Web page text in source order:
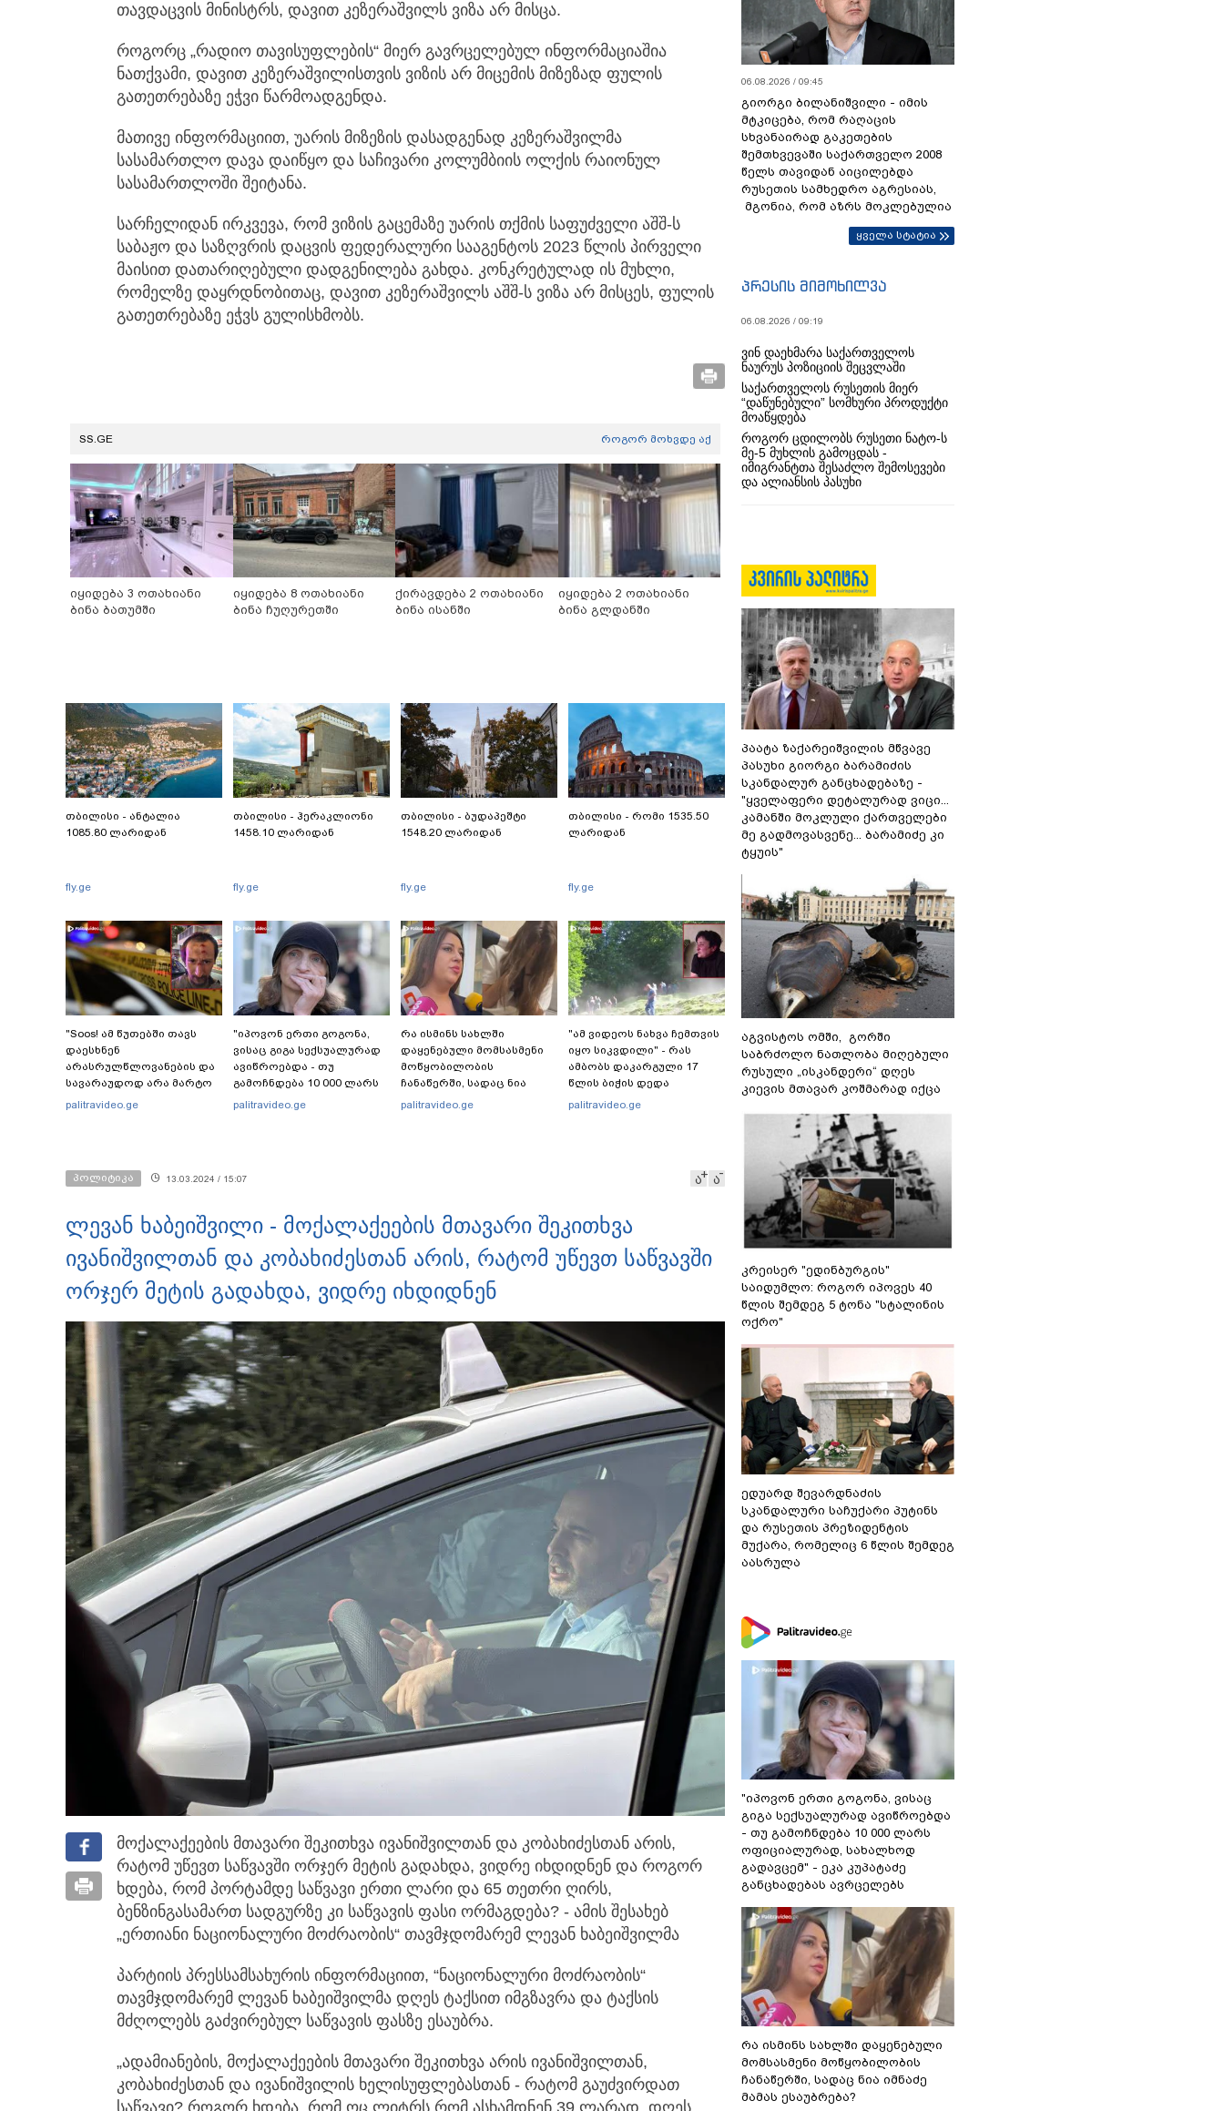
თავდაცვის მინისტრს, დავით კეზერაშვილს ვიზა არ მისცა.
როგორც „რადიო თავისუფლების“ მიერ გავრცელებულ ინფორმაციაშია
ნათქვამი, დავით კეზერაშვილისთვის ვიზის არ მიცემის მიზეზად ფულის
გათეთრებაზე ეჭვი წარმოადგენდა.
მათივე ინფორმაციით, უარის მიზეზის დასადგენად კეზერაშვილმა
სასამართლო დავა დაიწყო და საჩივარი კოლუმბიის ოლქის რაიონულ
სასამართლოში შეიტანა.
სარჩელიდან ირკვევა, რომ ვიზის გაცემაზე უარის თქმის საფუძველი აშშ-ს
საბაჟო და საზღვრის დაცვის ფედერალური სააგენტოს 2023 წლის პირველი
მაისით დათარიღებული დადგენილება გახდა. კონკრეტულად ის მუხლი,
რომელზე დაყრდნობითაც, დავით კეზერაშვილს აშშ-ს ვიზა არ მისცეს, ფულის
გათეთრებაზე ეჭვს გულისხმობს.
SS.GE როგორ მოხვდე აქ
იყიდება 3 ოთახიანი
ბინა ბათუმში
იყიდება 8 ოთახიანი
ბინა ჩუღურეთში
ქირავდება 2 ოთახიანი
ბინა ისანში
იყიდება 2 ოთახიანი
ბინა გლდანში
თბილისი - ანტალია
1085.80 ლარიდან
fly.ge
თბილისი - ჰერაკლიონი
1458.10 ლარიდან
fly.ge
თბილისი - ბუდაპეშტი
1548.20 ლარიდან
fly.ge
თბილისი - რომი 1535.50
ლარიდან
fly.ge
"Soos! ამ წუთებში თავს
დაესხნენ
არასრულწლოვანების და
სავარაუდოდ არა მარტო
არასრულწლოვანების
palitravideo.ge
"იპოვონ ერთი გოგონა,
ვისაც გიგა სექსუალურად
ავიწროებდა - თუ
გამოჩნდება 10 000 ლარს
ოფიციალურად,
palitravideo.ge
რა ისმინს სახლში
დაყენებული მომსასმენი
მოწყობილობის
ჩანაწერში, სადაც ნია
იმნაძე მამას ესაუბრება?
palitravideo.ge
"ამ ვიდეოს ნახვა ჩემთვის
იყო სიკვდილი" - რას
ამბობს დაკარგული 17
წლის ბიჭის დედა
ვიდეოკადრებზე, სადაც
palitravideo.ge
პოლიტიკა 13.03.2024 / 15:07 ა ა
ლევან ხაბეიშვილი - მოქალაქეების მთავარი შეკითხვა
ივანიშვილთან და კობახიძესთან არის, რატომ უწევთ საწვავში
ორჯერ მეტის გადახდა, ვიდრე იხდიდნენ
მოქალაქეების მთავარი შეკითხვა ივანიშვილთან და კობახიძესთან არის,
რატომ უწევთ საწვავში ორჯერ მეტის გადახდა, ვიდრე იხდიდნენ და როგორ
ხდება, რომ პორტამდე საწვავი ერთი ლარი და 65 თეთრი ღირს,
ბენზინგასამართ სადგურზე კი საწვავის ფასი ორმაგდება? - ამის შესახებ
„ერთიანი ნაციონალური მოძრაობის“ თავმჯდომარემ ლევან ხაბეიშვილმა
პარტიის პრესსამსახურის ინფორმაციით, “ნაციონალური მოძრაობის“
თავმჯდომარემ ლევან ხაბეიშვილმა დღეს ტაქსით იმგზავრა და ტაქსის
მძღოლებს გაძვირებულ საწვავის ფასზე ესაუბრა.
„ადამიანების, მოქალაქეების მთავარი შეკითხვა არის ივანიშვილთან,
კობახიძესთან და ივანიშვილის ხელისუფლებასთან - რატომ გაუძვირდათ
საწვავი? როგორ ხდება, რომ ოც ლიტრს რომ ასხამდნენ 39 ლარად, დღეს
06.08.2026 / 09:45
გიორგი ბილანიშვილი - იმის
მტკიცება, რომ რაღაცის
სხვანაირად გაკეთების
შემთხვევაში საქართველო 2008
წელს თავიდან აიცილებდა
რუსეთის სამხედრო აგრესიას,
მგონია, რომ აზრს მოკლებულია
ყველა სტატია
პრესის მიმოხილვა
06.08.2026 / 09:19
ვინ დაეხმარა საქართველოს
ნაურუს პოზიციის შეცვლაში
საქართველოს რუსეთის მიერ
“დაწუნებული” სომხური პროდუქტი
მოაწყდება
როგორ ცდილობს რუსეთი ნატო-ს
მე-5 მუხლის გამოცდას -
იმიგრანტთა შესაძლო შემოსევები
და ალიანსის პასუხი
პაატა ზაქარეიშვილის მწვავე
პასუხი გიორგი ბარამიძის
სკანდალურ განცხადებაზე -
"ყველაფერი დეტალურად ვიცი...
კამანში მოკლული ქართველები
მე გადმოვასვენე... ბარამიძე კი
ტყუის"
აგვისტოს ომში, გორში
საბრძოლო ნათლობა მიღებული
რუსული „ისკანდერი“ დღეს
კიევის მთავარ კოშმარად იქცა
კრეისერ "ედინბურგის"
საიდუმლო: როგორ იპოვეს 40
წლის შემდეგ 5 ტონა "სტალინის
ოქრო"
ედუარდ შევარდნაძის
სკანდალური საჩუქარი პუტინს
და რუსეთის პრეზიდენტის
მუქარა, რომელიც 6 წლის შემდეგ
აასრულა
"იპოვონ ერთი გოგონა, ვისაც
გიგა სექსუალურად ავიწროებდა
- თუ გამოჩნდება 10 000 ლარს
ოფიციალურად, სახალხოდ
გადავცემ" - ეკა კუპატაძე
განცხადებას ავრცელებს
რა ისმინს სახლში დაყენებული
მომსასმენი მოწყობილობის
ჩანაწერში, სადაც ნია იმნაძე
მამას ესაუბრება?